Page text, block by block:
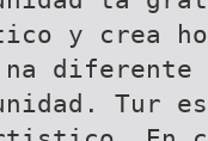
y crea
na
Tur